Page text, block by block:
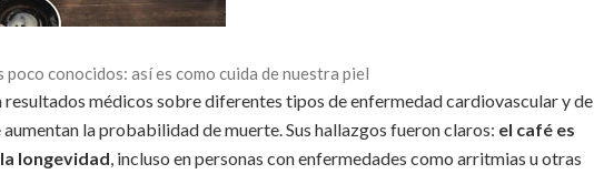
conocidos: así es como cuida de nuestra piel
resultados médicos sobre diferentes tipos de enfermedad cardiovascular y de
la probabilidad de muerte. Sus hallazgos fueron claros: el café es
longevidad , incluso en personas con enfermedades como arritmias u otras